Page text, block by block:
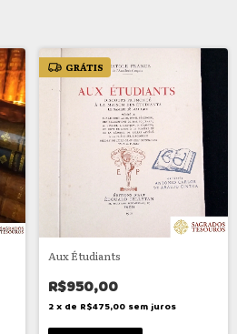
GRÁTIS
Aux Étudiants
R$950,00
2 x de R$475,00 sem juros